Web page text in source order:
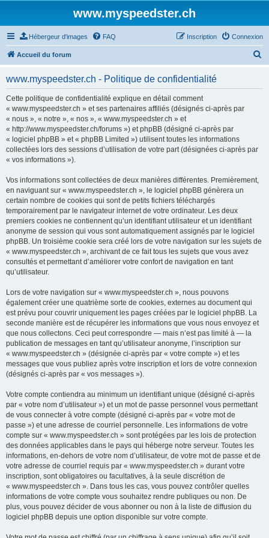
www.myspeedster.ch
Hébergeur d'images FAQ Connexion
Inscription
Accueil du forum
www.myspeedster.ch - Politique de confidentialité
Cette politique de confidentialité explique en détail comment
« www.myspeedster.ch » et ses partenaires affiliés (désignés ci-après par
« nous », « notre », « nos », « www.myspeedster.ch » et
« http://www.myspeedster.ch/forums ») et phpBB (désigné ci-après par
« logiciel phpBB » et « phpBB Limited ») utilisent toutes les informations
collectées lors des sessions d’utilisation de votre part (désignées ci-après par
« vos informations »).
Vos informations sont collectées de deux manières différentes. Premièrement,
en naviguant sur « www.myspeedster.ch », le logiciel phpBB génèrera un
certain nombre de cookies qui sont de petits fichiers téléchargés
temporairement par le navigateur internet de votre ordinateur. Les deux
premiers cookies ne contiennent qu’un identifiant utilisateur et un identifiant
anonyme de session qui vous sont automatiquement assignés par le logiciel
phpBB. Un troisième cookie sera créé lors de votre navigation sur les sujets de
« www.myspeedster.ch », archivant de ce fait tous les sujets que vous avez
consultés et permettant d’améliorer votre confort de navigation en tant
qu’utilisateur.
Lors de votre navigation sur « www.myspeedster.ch », nous pouvons
également créer une quatrième sorte de cookies, externes au document qui
est prévu pour couvrir uniquement les pages créées par le logiciel phpBB. La
seconde manière est de récupérer les informations que vous nous envoyez et
que nous collectons. Ceci peut correspondre — mais n’est pas limité à — la
publication de messages en tant qu’utilisateur anonyme, l’inscription sur
« www.myspeedster.ch » (désignée ci-après par « votre compte ») et les
messages que vous publiez après votre inscription et lors de votre connexion
(désignés ci-après par « vos messages »).
Votre compte contiendra au minimum un identifiant unique (désigné ci-après
par « votre nom d’utilisateur ») et un mot de passe personnel vous permettant
de vous connecter à votre compte (désigné ci-après par « votre mot de
passe ») et une adresse de courriel personnelle. Les informations de votre
compte sur « www.myspeedster.ch » sont protégées par les lois de protection
des données applicables dans le pays qui héberge notre serveur. Toutes les
informations, en-dehors de votre nom d’utilisateur, de votre mot de passe et de
votre adresse de courriel requis par « www.myspeedster.ch » durant votre
inscription, sont obligatoires ou facultatives, à la seule discrétion de
« www.myspeedster.ch ». Dans tous les cas, vous pouvez contrôler quelles
informations de votre compte vous souhaitez rendre publiques ou non. De
plus, vous pouvez décider de vous abonner ou non à la liste de diffusion du
logiciel phpBB depuis une option disponible sur votre compte.